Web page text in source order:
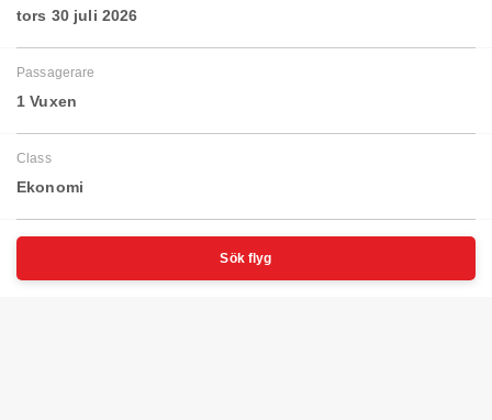
tors 30 juli 2026
Passagerare
1 Vuxen
Class
Ekonomi
Sök flyg